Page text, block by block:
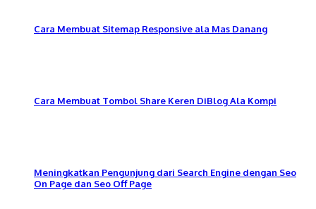
Cara Membuat Sitemap Responsive ala Mas Danang
Cara Membuat Tombol Share Keren DiBlog Ala Kompi
Meningkatkan Pengunjung dari Search Engine dengan Seo
On Page dan Seo Off Page